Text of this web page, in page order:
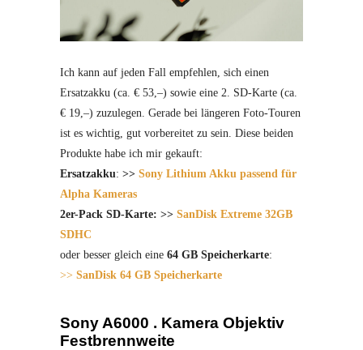
Ich kann auf jeden Fall empfehlen, sich einen
Ersatzakku (ca. € 53,–) sowie eine 2. SD-Karte (ca.
€ 19,–) zuzulegen. Gerade bei längeren Foto-Touren
ist es wichtig, gut vorbereitet zu sein. Diese beiden
Produkte habe ich mir gekauft:
Ersatzakku: >> Sony Lithium Akku passend für
Alpha Kameras
2er-Pack SD-Karte: >> SanDisk Extreme 32GB
SDHC
oder besser gleich eine 64 GB Speicherkarte:
>> SanDisk 64 GB Speicherkarte
Sony A6000 . Kamera Objektiv
Festbrennweite